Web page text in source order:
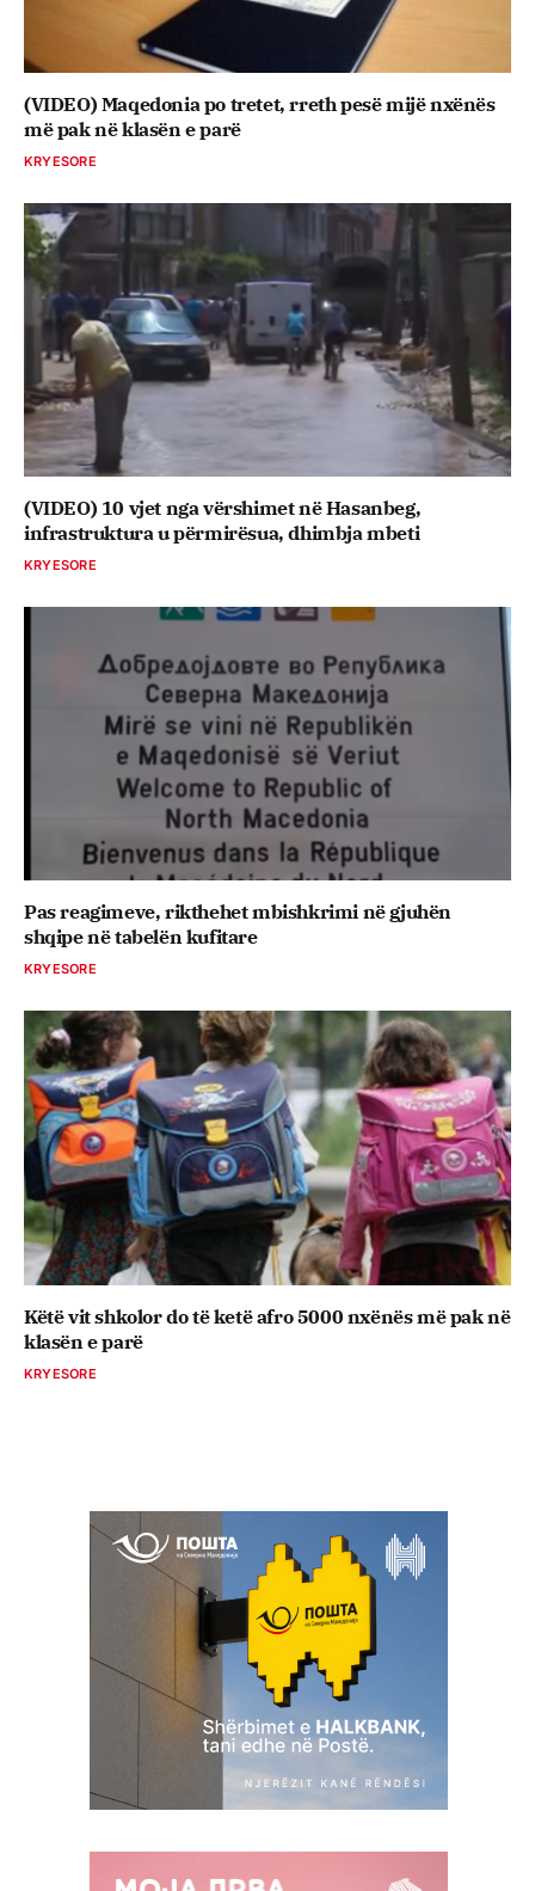
(VIDEO) Maqedonia po tretet, rreth pesë mijë nxënës
më pak në klasën e parë
KRYESORE
(VIDEO) 10 vjet nga vërshimet në Hasanbeg,
infrastruktura u përmirësua, dhimbja mbeti
KRYESORE
Pas reagimeve, rikthehet mbishkrimi në gjuhën
shqipe në tabelën kufitare
KRYESORE
Këtë vit shkolor do të ketë afro 5000 nxënës më pak në
klasën e parë
KRYESORE